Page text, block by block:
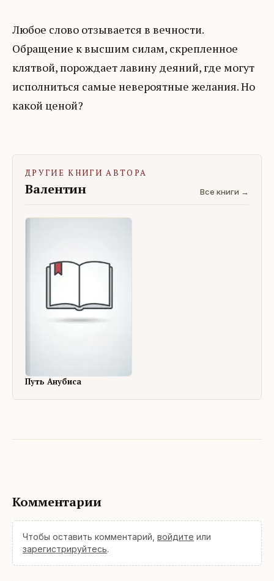
Любое слово отзывается в вечности.
Обращение к высшим силам, скрепленное
клятвой, порождает лавину деяний, где могут
исполниться самые невероятные желания. Но
какой ценой?
ДРУГИЕ КНИГИ АВТОРА
Валентин Все книги →
Путь Анубиса
Комментарии
Чтобы оставить комментарий, войдите или
зарегистрируйтесь.